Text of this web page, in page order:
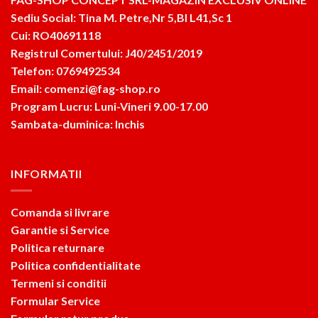
Sediu Social: Tina M. Petre,Nr 5,Bl L41,Sc 1
Cui: RO40691118
Registrul Comertului: J40/2451/2019
Telefon: 0769492534
Email: comenzi@fag-shop.ro
Program Lucru: Luni-Vineri 9.00-17.00
Sambata-duminica: Inchis
INFORMATII
Comanda si livrare
Garantie si Service
Politica returnare
Politica confidentialitate
Termeni si conditii
Formular Service